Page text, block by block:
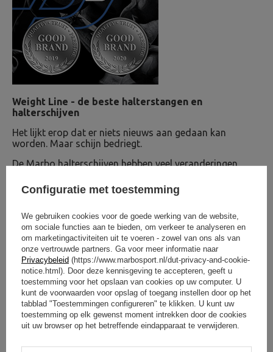
Weight Line - de beste halterstangen en
halterschijven
Het lijkt erop dat er niets nieuws aan gedaan kan
worden. Maar schijn bedriegt.
De Marbo halterschijven hebben veel veranderingen
van de halterschijven met drie diameters, die ideaal zijn
aangepast aan onze halterstangen, en de gewijzigde,
creëren.
OM TE DOWNLOADEN
BELANGRIJKE VEILIGHEIDSINFORMATIE
Configuratie met toestemming
We gebruiken cookies voor de goede werking van de website,
om sociale functies aan te bieden, om verkeer te analyseren en
om marketingactiviteiten uit te voeren - zowel van ons als van
onze vertrouwde partners. Ga voor meer informatie naar
Privacybeleid (https://www.marbosport.nl/dut-privacy-and-cookie-
notice.html). Door deze kennisgeving te accepteren, geeft u
toestemming voor het opslaan van cookies op uw computer. U
kunt de voorwaarden voor opslag of toegang instellen door op het
tabblad "Toestemmingen configureren" te klikken. U kunt uw
toestemming op elk gewenst moment intrekken door de cookies
uit uw browser op het betreffende eindapparaat te verwijderen.